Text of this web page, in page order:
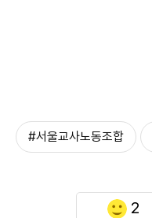
#서울교사노동조합
2